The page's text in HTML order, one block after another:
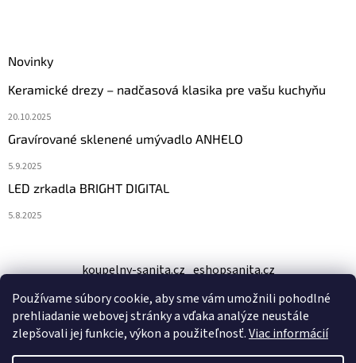
Používame súbory cookie, aby sme vám umožnili pohodlné
prehliadanie webovej stránky a vďaka analýze neustále
zlepšovali jej funkcie, výkon a použiteľnosť.Viac informácií
i
Novinky
Keramické drezy – nadčasová klasika pre vašu kuchyňu
20.10.2025
Gravírované sklenené umývadlo ANHELO
5.9.2025
LED zrkadla BRIGHT DIGITAL
5.8.2025
koupelny-sanita.cz eshopsanita.cz